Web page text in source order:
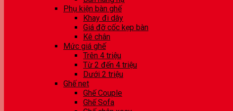
Phụ kiện bàn ghế
Khay đi dây
Giá đỡ cốc kẹp bàn
Kê chân
Mức giá ghế
Trên 4 triệu
Từ 2 đến 4 triệu
Dưới 2 triệu
Ghế net
Ghế Couple
Ghế Sofa